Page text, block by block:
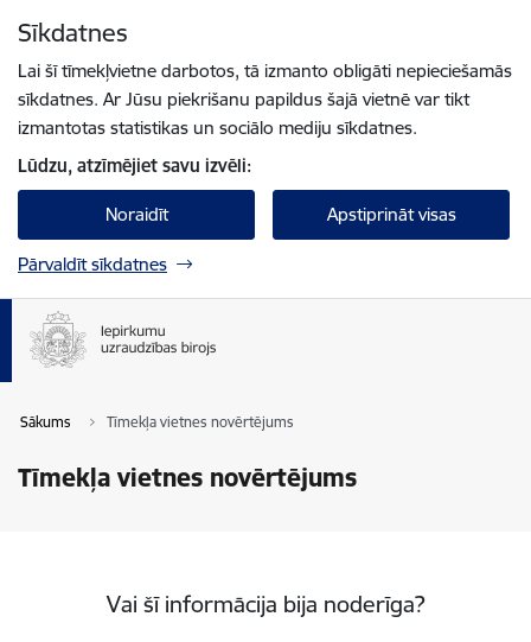
Sīkdatnes
Lai šī tīmekļvietne darbotos, tā izmanto obligāti nepieciešamās
sīkdatnes. Ar Jūsu piekrišanu papildus šajā vietnē var tikt
izmantotas statistikas un sociālo mediju sīkdatnes.
Lūdzu, atzīmējiet savu izvēli:
Noraidīt Apstiprināt visas
Pārvaldīt sīkdatnes
Sākums Tīmekļa vietnes novērtējums
Tīmekļa vietnes novērtējums
Vai šī informācija bija noderīga?